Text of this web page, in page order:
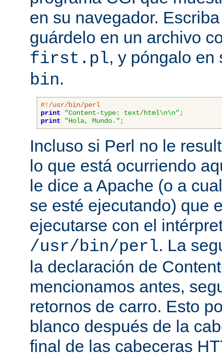
en su navegador.
guárdelo en un archivo
first.pl, y póngalo
bin.
#!/usr/bin/perl
print
"Content-type: text/html\n\n" ;
print
"Hola, Mundo." ;
Incluso si Perl no le
lo que está ocurriendo
le dice a Apache (o a
se esté ejecutando) que
ejecutarse con el
/usr/bin/perl. La
la declaración de
mencionamos antes,
retornos de carro. Esto
blanco después de la
final de las cabeceras